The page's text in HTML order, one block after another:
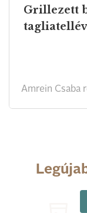
Grillezett
Amrein Csaba